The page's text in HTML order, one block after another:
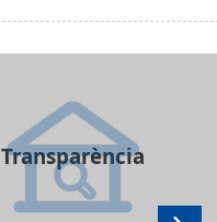
Transparència